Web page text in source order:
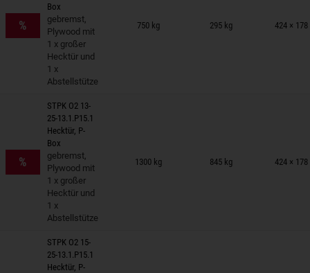
%
Box
gebremst,
Plywood mit
1 x großer
Hecktür und
1 x
Abstellstütze
750 kg 295 kg 424 ×
auf Merkzettel
%
STPK O2 13-
25-13.1.P15.1
Hecktür, P-
Box
gebremst,
Plywood mit
1 x großer
Hecktür und
1 x
Abstellstütze
1300 kg 845 kg 424 ×
auf Merkzettel
STPK O2 15-
25-13.1.P15.1
Hecktür, P-